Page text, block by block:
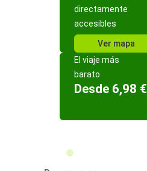
directamente
accesibles
Ver mapa
El viaje más
barato
Desde 6,98 €